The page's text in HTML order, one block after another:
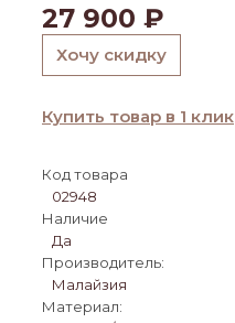
27 900 ₽
Хочу скидку
Купить товар в 1 клик
Код товара
02948
Наличие
Да
Производитель:
Малайзия
Материал: